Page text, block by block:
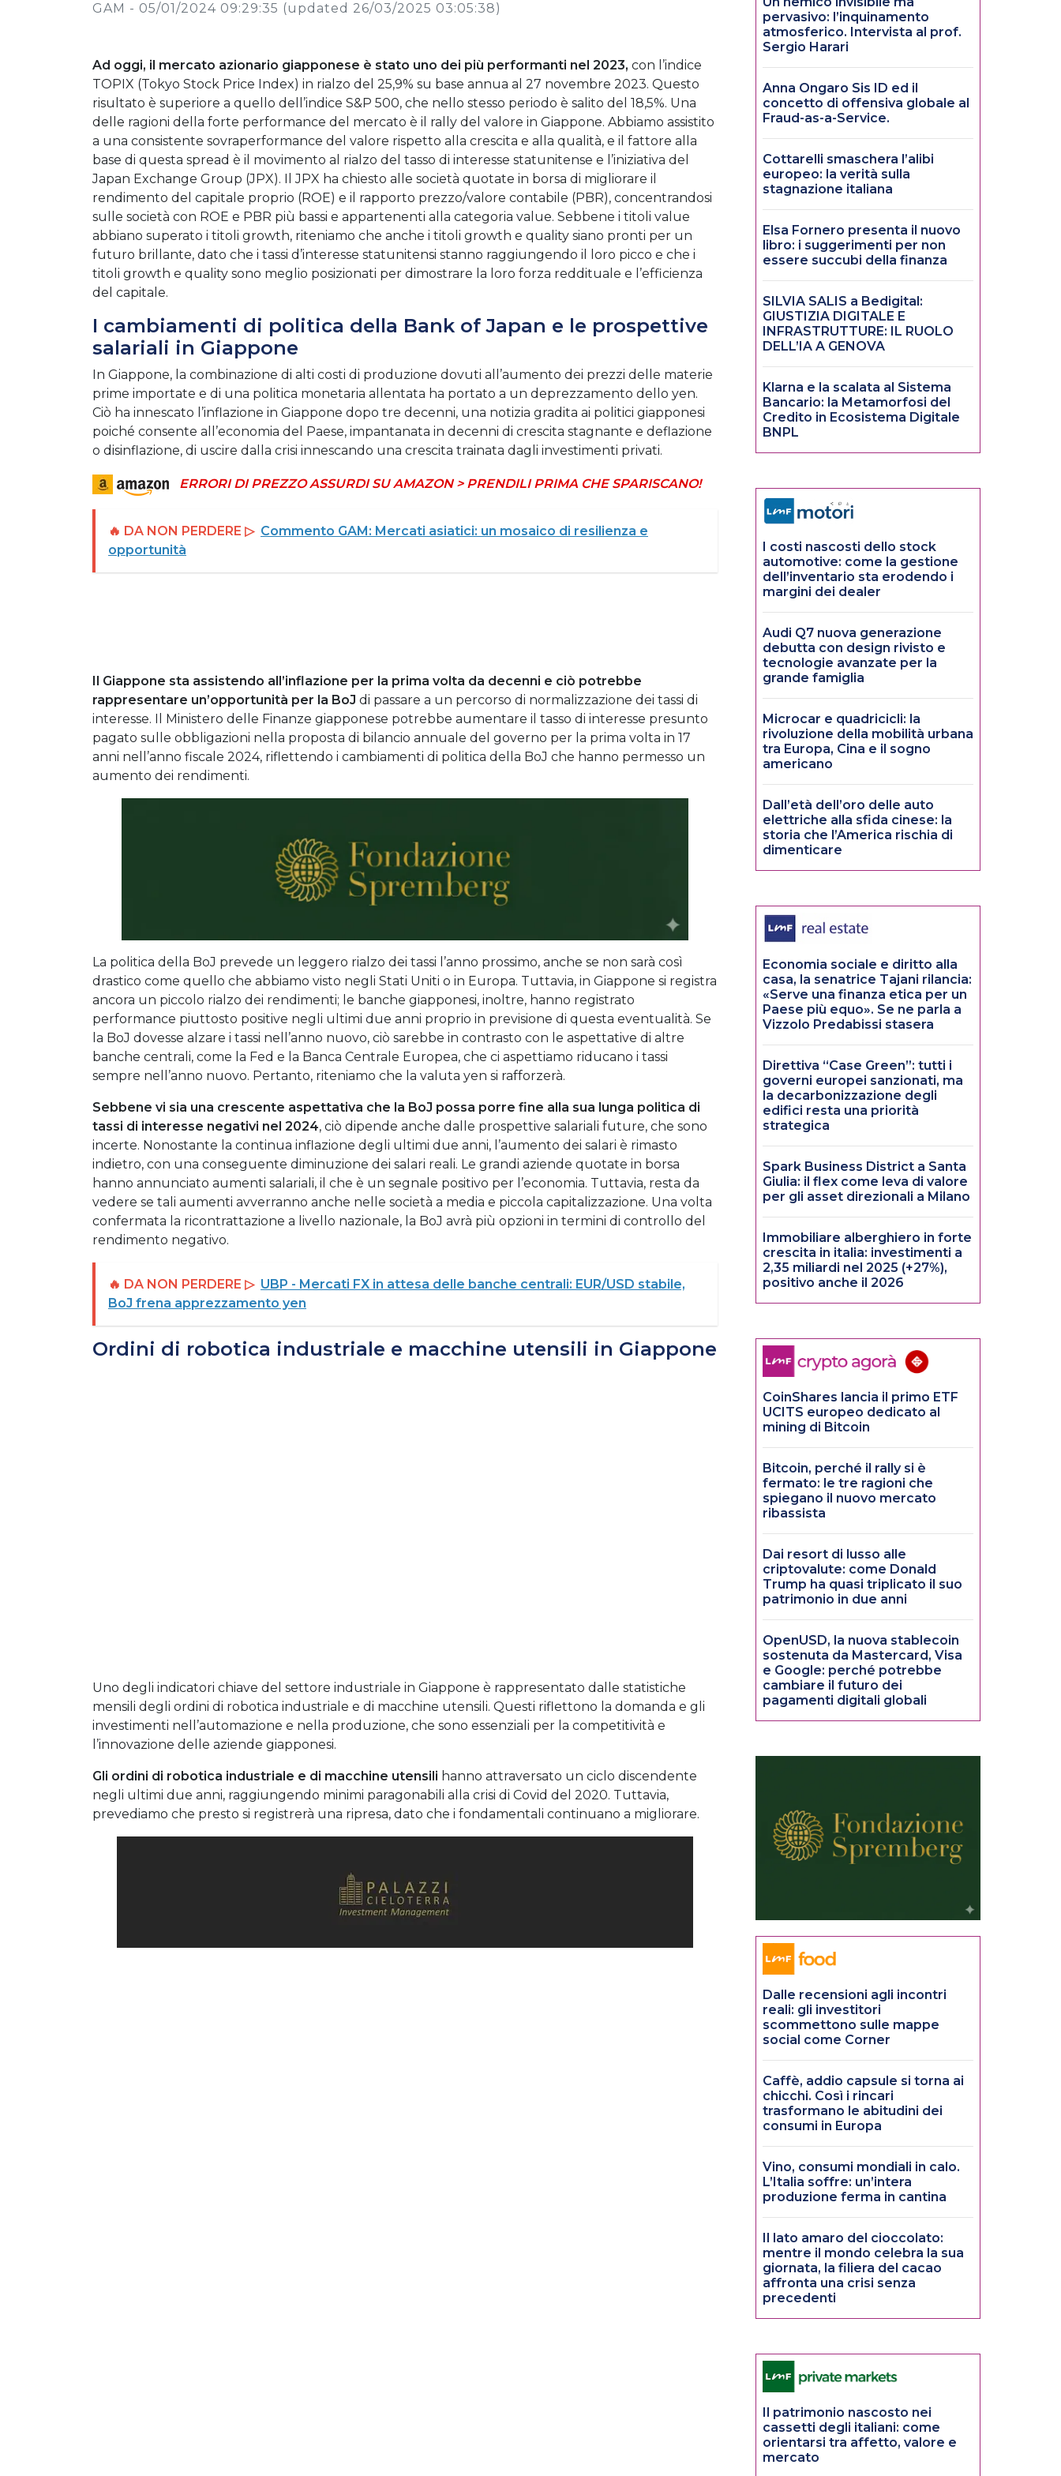
GAM - 05/01/2024 09:29:35 (updated 26/03/2025 03:05:38)
Ad oggi, il mercato azionario giapponese è stato uno dei più performanti nel 2023, con l’indice
TOPIX (Tokyo Stock Price Index) in rialzo del 25,9% su base annua al 27 novembre 2023. Questo
risultato è superiore a quello dell’indice S&P 500, che nello stesso periodo è salito del 18,5%. Una
delle ragioni della forte performance del mercato è il rally del valore in Giappone. Abbiamo assistito
a una consistente sovraperformance del valore rispetto alla crescita e alla qualità, e il fattore alla
base di questa spread è il movimento al rialzo del tasso di interesse statunitense e l’iniziativa del
Japan Exchange Group (JPX). Il JPX ha chiesto alle società quotate in borsa di migliorare il
rendimento del capitale proprio (ROE) e il rapporto prezzo/valore contabile (PBR), concentrandosi
sulle società con ROE e PBR più bassi e appartenenti alla categoria value. Sebbene i titoli value
abbiano superato i titoli growth, riteniamo che anche i titoli growth e quality siano pronti per un
futuro brillante, dato che i tassi d’interesse statunitensi stanno raggiungendo il loro picco e che i
titoli growth e quality sono meglio posizionati per dimostrare la loro forza reddituale e l’efficienza
del capitale.
I cambiamenti di politica della Bank of Japan e le prospettive
salariali in Giappone
In Giappone, la combinazione di alti costi di produzione dovuti all’aumento dei prezzi delle materie
prime importate e di una politica monetaria allentata ha portato a un deprezzamento dello yen.
Ciò ha innescato l’inflazione in Giappone dopo tre decenni, una notizia gradita ai politici giapponesi
poiché consente all’economia del Paese, impantanata in decenni di crescita stagnante e deflazione
o disinflazione, di uscire dalla crisi innescando una crescita trainata dagli investimenti privati.
ERRORI DI PREZZO ASSURDI SU AMAZON > PRENDILI PRIMA CHE SPARISCANO!
🔥 DA NON PERDERE ▷ Commento GAM: Mercati asiatici: un mosaico di resilienza e
opportunità
Il Giappone sta assistendo all’inflazione per la prima volta da decenni e ciò potrebbe
rappresentare un’opportunità per la BoJ di passare a un percorso di normalizzazione dei tassi di
interesse. Il Ministero delle Finanze giapponese potrebbe aumentare il tasso di interesse presunto
pagato sulle obbligazioni nella proposta di bilancio annuale del governo per la prima volta in 17
anni nell’anno fiscale 2024, riflettendo i cambiamenti di politica della BoJ che hanno permesso un
aumento dei rendimenti.
La politica della BoJ prevede un leggero rialzo dei tassi l’anno prossimo, anche se non sarà così
drastico come quello che abbiamo visto negli Stati Uniti o in Europa. Tuttavia, in Giappone si registra
ancora un piccolo rialzo dei rendimenti; le banche giapponesi, inoltre, hanno registrato
performance piuttosto positive negli ultimi due anni proprio in previsione di questa eventualità. Se
la BoJ dovesse alzare i tassi nell’anno nuovo, ciò sarebbe in contrasto con le aspettative di altre
banche centrali, come la Fed e la Banca Centrale Europea, che ci aspettiamo riducano i tassi
sempre nell’anno nuovo. Pertanto, riteniamo che la valuta yen si rafforzerà.
Sebbene vi sia una crescente aspettativa che la BoJ possa porre fine alla sua lunga politica di
tassi di interesse negativi nel 2024, ciò dipende anche dalle prospettive salariali future, che sono
incerte. Nonostante la continua inflazione degli ultimi due anni, l’aumento dei salari è rimasto
indietro, con una conseguente diminuzione dei salari reali. Le grandi aziende quotate in borsa
hanno annunciato aumenti salariali, il che è un segnale positivo per l’economia. Tuttavia, resta da
vedere se tali aumenti avverranno anche nelle società a media e piccola capitalizzazione. Una volta
confermata la ricontrattazione a livello nazionale, la BoJ avrà più opzioni in termini di controllo del
rendimento negativo.
🔥 DA NON PERDERE ▷ UBP - Mercati FX in attesa delle banche centrali: EUR/USD stabile,
BoJ frena apprezzamento yen
Ordini di robotica industriale e macchine utensili in Giappone
Uno degli indicatori chiave del settore industriale in Giappone è rappresentato dalle statistiche
mensili degli ordini di robotica industriale e di macchine utensili. Questi riflettono la domanda e gli
investimenti nell’automazione e nella produzione, che sono essenziali per la competitività e
l’innovazione delle aziende giapponesi.
Gli ordini di robotica industriale e di macchine utensili hanno attraversato un ciclo discendente
negli ultimi due anni, raggiungendo minimi paragonabili alla crisi di Covid del 2020. Tuttavia,
prevediamo che presto si registrerà una ripresa, dato che i fondamentali continuano a migliorare.
pervasivo: l’inquinamento
atmosferico. Intervista al prof.
Sergio Harari
Anna Ongaro Sis ID ed il
concetto di offensiva globale al
Fraud-as-a-Service.
Cottarelli smaschera l’alibi
europeo: la verità sulla
stagnazione italiana
Elsa Fornero presenta il nuovo
libro: i suggerimenti per non
essere succubi della finanza
SILVIA SALIS a Bedigital:
GIUSTIZIA DIGITALE E
INFRASTRUTTURE: IL RUOLO
DELL’IA A GENOVA
Klarna e la scalata al Sistema
Bancario: la Metamorfosi del
Credito in Ecosistema Digitale
BNPL
I costi nascosti dello stock
automotive: come la gestione
dell’inventario sta erodendo i
margini dei dealer
Audi Q7 nuova generazione
debutta con design rivisto e
tecnologie avanzate per la
grande famiglia
Microcar e quadricicli: la
rivoluzione della mobilità urbana
tra Europa, Cina e il sogno
americano
Dall’età dell’oro delle auto
elettriche alla sfida cinese: la
storia che l’America rischia di
dimenticare
Economia sociale e diritto alla
casa, la senatrice Tajani rilancia:
«Serve una finanza etica per un
Paese più equo». Se ne parla a
Vizzolo Predabissi stasera
Direttiva “Case Green”: tutti i
governi europei sanzionati, ma
la decarbonizzazione degli
edifici resta una priorità
strategica
Spark Business District a Santa
Giulia: il flex come leva di valore
per gli asset direzionali a Milano
Immobiliare alberghiero in forte
crescita in italia: investimenti a
2,35 miliardi nel 2025 (+27%),
positivo anche il 2026
CoinShares lancia il primo ETF
UCITS europeo dedicato al
mining di Bitcoin
Bitcoin, perché il rally si è
fermato: le tre ragioni che
spiegano il nuovo mercato
ribassista
Dai resort di lusso alle
criptovalute: come Donald
Trump ha quasi triplicato il suo
patrimonio in due anni
OpenUSD, la nuova stablecoin
sostenuta da Mastercard, Visa
e Google: perché potrebbe
cambiare il futuro dei
pagamenti digitali globali
Dalle recensioni agli incontri
reali: gli investitori
scommettono sulle mappe
social come Corner
Caffè, addio capsule si torna ai
chicchi. Così i rincari
trasformano le abitudini dei
consumi in Europa
Vino, consumi mondiali in calo.
L’Italia soffre: un’intera
produzione ferma in cantina
Il lato amaro del cioccolato:
mentre il mondo celebra la sua
giornata, la filiera del cacao
affronta una crisi senza
precedenti
Il patrimonio nascosto nei
cassetti degli italiani: come
orientarsi tra affetto, valore e
mercato